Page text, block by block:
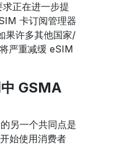
正在进一步提
卡订阅管理器
果许多其他国家/
严重减缓 eSIM
GSMA
另一个共同点是
始使用消费者